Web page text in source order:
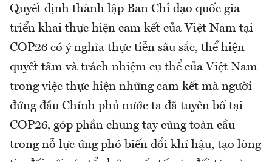
Quyết định thành lập Ban Chỉ đạo quốc gia
triển khai thực hiện cam kết của Việt Nam tại
COP26 có ý nghĩa thực tiễn sâu sắc, thể hiện
quyết tâm và trách nhiệm cụ thể của Việt Nam
trong việc thực hiện những cam kết mà người
đứng đầu Chính phủ nước ta đã tuyên bố tại
COP26, góp phần chung tay cùng toàn cầu
trong nỗ lực ứng phó biến đổi khí hậu, tạo lòng